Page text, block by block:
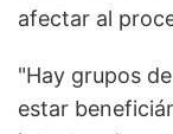
afectar al
"Hay grupos
estar